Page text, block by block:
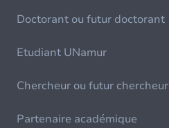
Doctorant ou futur doctorant
Etudiant UNamur
Chercheur ou futur chercheur
Partenaire académique